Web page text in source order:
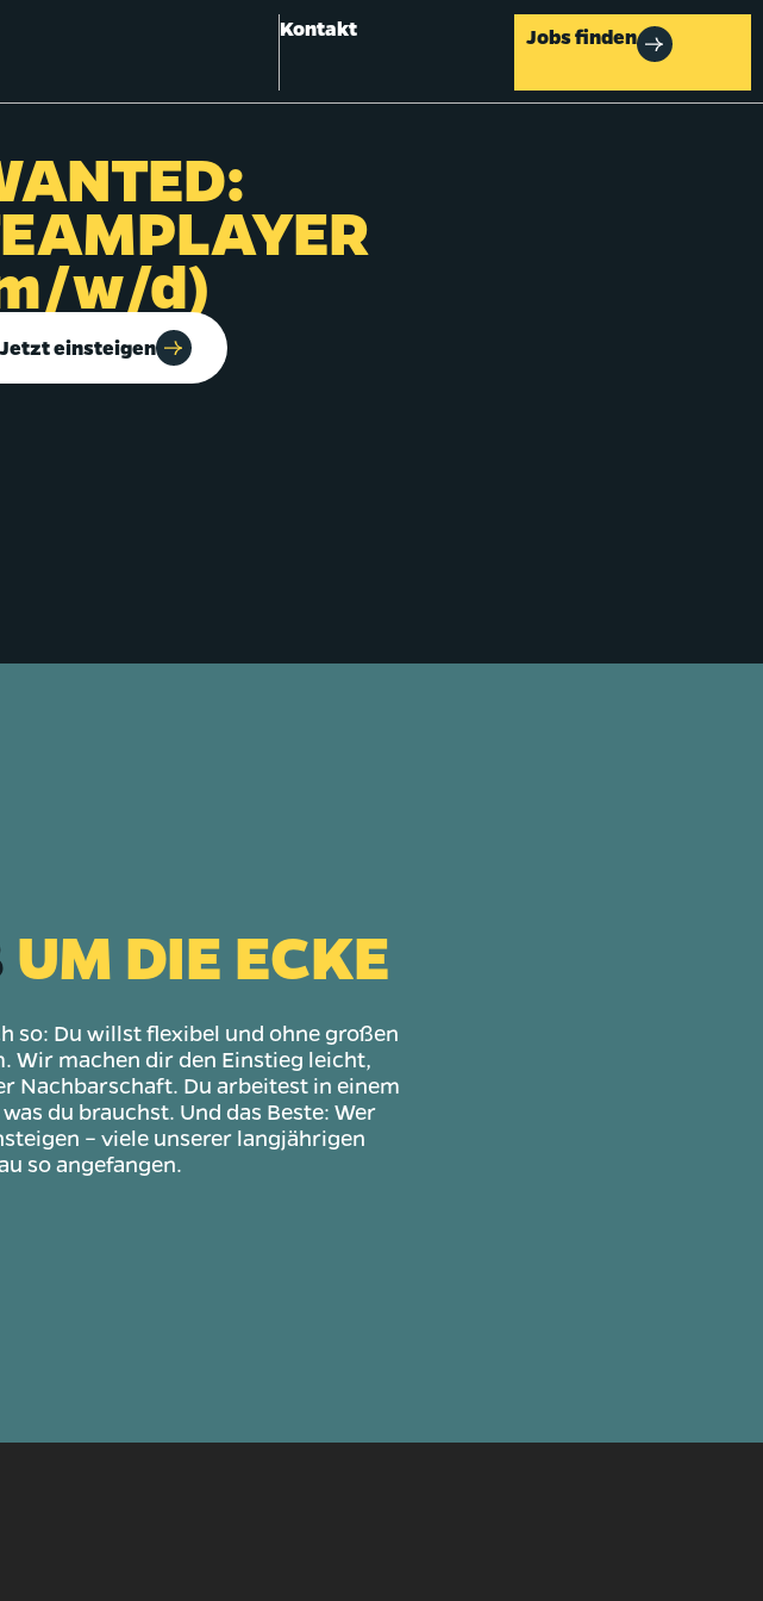
Kontakt Jobs finden
w/d)
Jetzt einsteigen
UM DIE ECKE
so: Du willst flexibel und ohne großen
Wir machen dir den Einstieg leicht,
Nachbarschaft. Du arbeitest in einem
du brauchst. Und das Beste: Wer
– viele unserer langjährigen
so angefangen.